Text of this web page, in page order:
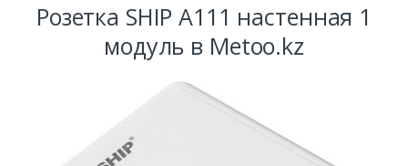
Розетка SHIP A111 настенная 1
модуль в Metoo.kz